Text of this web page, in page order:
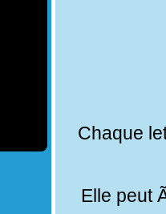
Chaque
Elle peut